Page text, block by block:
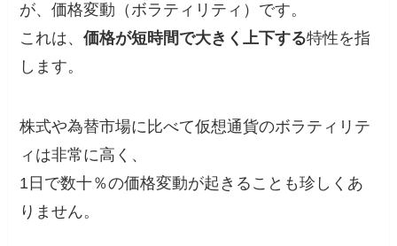
が、価格変動（ボラティリティ）です。
これは、価格が短時間で大きく上下する特性を指
します。
株式や為替市場に比べて仮想通貨のボラティリテ
ィは非常に高く、
1日で数十％の価格変動が起きることも珍しくあ
りません。